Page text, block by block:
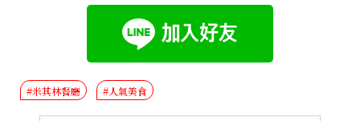
#米其林餐廳 #人氣美食